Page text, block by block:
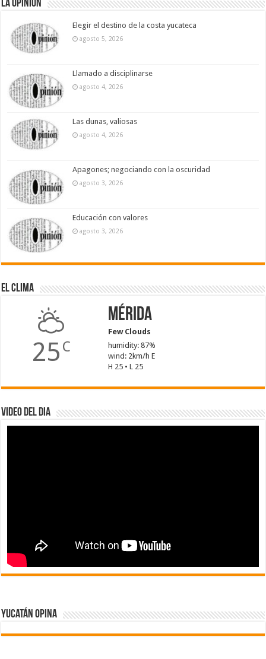
La Opinión
Elegir el destino de la costa yucateca
agosto 5, 2026
Llamado a disciplinarse
agosto 4, 2026
Las dunas, valiosas
agosto 4, 2026
Apagones; negociando con la oscuridad
agosto 3, 2026
Educación con valores
agosto 3, 2026
El Clima
25 C
Mérida
Few Clouds
humidity: 87%
wind: 2km/h E
H 25 • L 25
Video del dia
Yucatán Opina